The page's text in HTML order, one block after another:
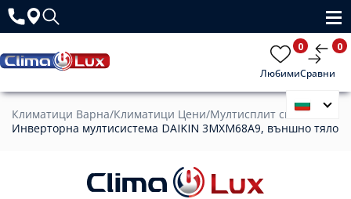
Любими
0
Сравни
0
Климатици Варна/Климатици Цени/Мултисплит системи
Инверторна мултисистема DAIKIN 3MXM68A9, външно тяло